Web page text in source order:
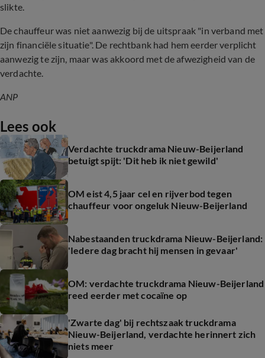
slikte.
De chauffeur was niet aanwezig bij de uitspraak "in verband met
zijn financiële situatie". De rechtbank had hem eerder verplicht
aanwezig te zijn, maar was akkoord met de afwezigheid van de
verdachte.
ANP
Lees ook
Verdachte truckdrama Nieuw-Beijerland
betuigt spijt: 'Dit heb ik niet gewild'
OM eist 4,5 jaar cel en rijverbod tegen
chauffeur voor ongeluk Nieuw-Beijerland
Nabestaanden truckdrama Nieuw-Beijerland:
'Iedere dag bracht hij mensen in gevaar'
OM: verdachte truckdrama Nieuw-Beijerland
reed eerder met cocaïne op
'Zwarte dag' bij rechtszaak truckdrama
Nieuw-Beijerland, verdachte herinnert zich
niets meer